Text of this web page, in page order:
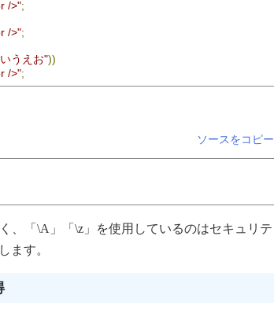
/>";
/>";
うえお"))
/>";
ソースをコピー
、 「\A」 「\z」
を使用しているのはセキュリテ
ます。